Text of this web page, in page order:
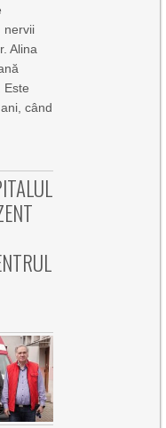
nervii
Alina
Este
când